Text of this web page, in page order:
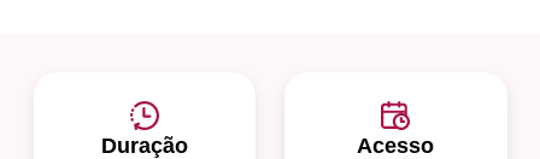
Duração Acesso